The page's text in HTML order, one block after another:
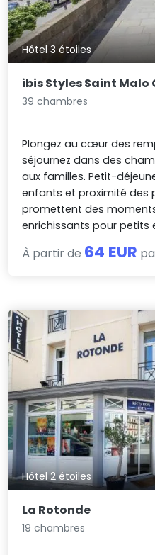
Hôtel 3 étoiles
ibis Styles Saint
39 chambres
Plongez au cœur des
séjournez dans des
aux familles. Petit-
enfants et proximité des
promettent des
enrichissants pour petits
À partir de 64 EUR
Hôtel 2 étoiles
La Rotonde
19 chambres